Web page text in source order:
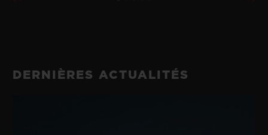
DERNIÈRES ACTUALITÉS